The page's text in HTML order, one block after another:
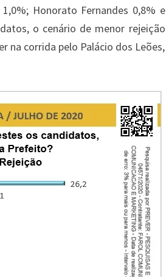
Honorato Fernandes 0,8% e
o cenário de menor rejeição
na corrida pelo Palácio dos Leões,